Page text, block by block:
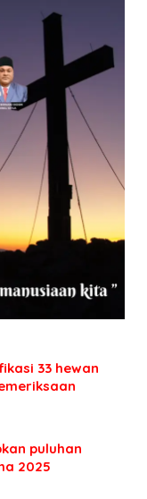
33 hewan
puluhan
2025